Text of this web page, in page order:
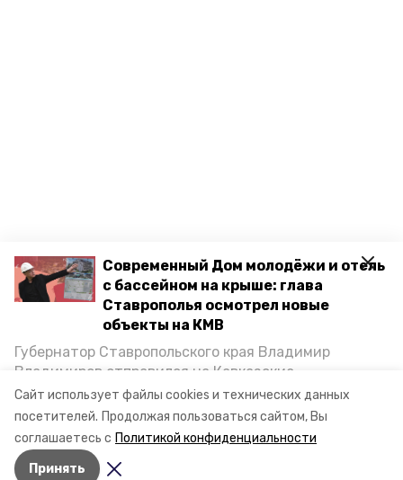
Сайт использует файлы cookies и технических данных
посетителей. Продолжая пользоваться сайтом, Вы
соглашаетесь с Политикой конфиденциальности
Принять
Современный Дом молодёжи и отель
с бассейном на крыше: глава
Ставрополья осмотрел новые
объекты на КМВ
Губернатор Ставропольского края Владимир
Владимиров отправился на Кавказские
Минеральные Воды, чтобы проинспектировать
строительство объектов в Кисловодске и
Минводах, а также выслушать предложения о
постройке новых точек притяжения для местных
жителей. Подробнее — в материале «Победы26».
Разделы
Новости
Статьи